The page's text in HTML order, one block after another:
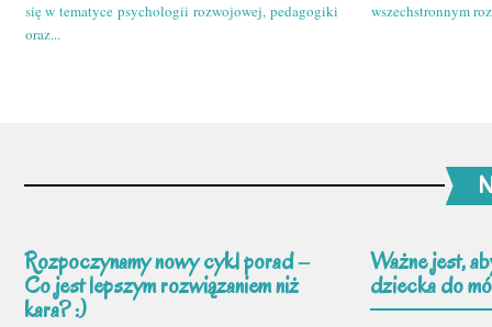
się w tematyce psychologii rozwojowej, pedagogiki
oraz...
wszechstronnym
Rozpoczynamy nowy cykl porad –
Co jest lepszym rozwiązaniem niż
kara? :)
Ważne jest,
dziecka do